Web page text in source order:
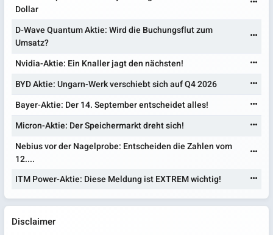
Dollar
D-Wave Quantum Aktie: Wird die Buchungsflut zum
Umsatz?
Nvidia-Aktie: Ein Knaller jagt den nächsten!
BYD Aktie: Ungarn-Werk verschiebt sich auf Q4 2026
Bayer-Aktie: Der 14. September entscheidet alles!
Micron-Aktie: Der Speichermarkt dreht sich!
Nebius vor der Nagelprobe: Entscheiden die Zahlen vom
12....
ITM Power-Aktie: Diese Meldung ist EXTREM wichtig!
Disclaimer